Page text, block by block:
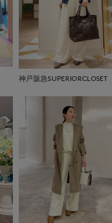
神戸阪急SUPERIORCLOSET